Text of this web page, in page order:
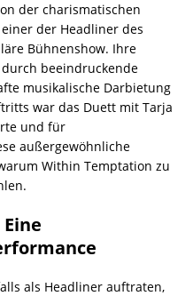
der charismatischen
der Headliner des
Bühnenshow. Ihre
beeindruckende
musikalische Darbietung
war das Duett mit Tarja
und für
außergewöhnliche
Within Temptation zu
als Headliner auftraten,